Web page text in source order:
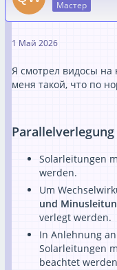
Мастер
1 Май 2026
Я смотрел видосы на
меня такой, что по
Parallelverlegung
Solarleitungen
werden.
Um
und
verlegt werden.
In Anlehnung
Solarleitungen
beachtet